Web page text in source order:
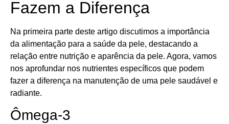
Fazem a Diferença
Na primeira parte deste artigo discutimos a importância
da alimentação para a saúde da pele, destacando a
relação entre nutrição e aparência da pele. Agora, vamos
nos aprofundar nos nutrientes específicos que podem
fazer a diferença na manutenção de uma pele saudável e
radiante.
Ômega-3